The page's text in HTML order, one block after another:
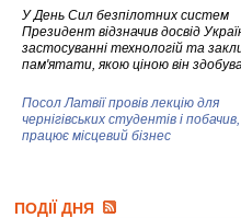
У День Сил безпілотних систем
Президент відзначив досвід
застосуванні технологій та
пам'ятати, якою ціною він
Посол Латвії провів лекцію для
чернігівських студентів і
працює місцевий бізнес
колекцію про війну, емоції та
ПОДІЇ ДНЯ